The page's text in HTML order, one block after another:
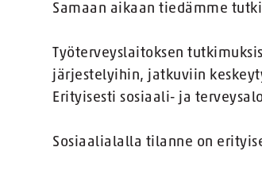
Samaan aikaan tiedämme
Työterveyslaitoksen
järjestelyihin, jatkuviin
Erityisesti sosiaali- ja
Sosiaalialalla tilanne on